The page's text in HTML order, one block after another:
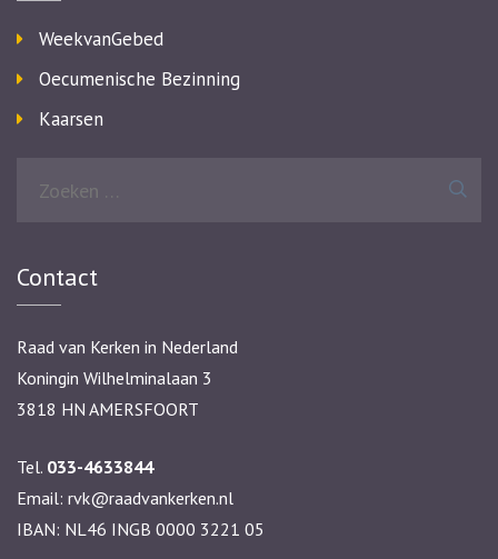
WeekvanGebed
Oecumenische Bezinning
Kaarsen
Contact
Raad van Kerken in Nederland
Koningin Wilhelminalaan 3
3818 HN AMERSFOORT
Tel. 033-4633844
Email: rvk@raadvankerken.nl
IBAN: NL46 INGB 0000 3221 05